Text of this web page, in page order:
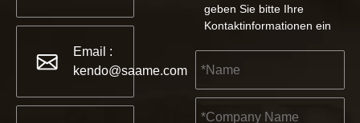
Email :
kendo@saame.com
geben Sie bitte Ihre
Kontaktinformationen ein